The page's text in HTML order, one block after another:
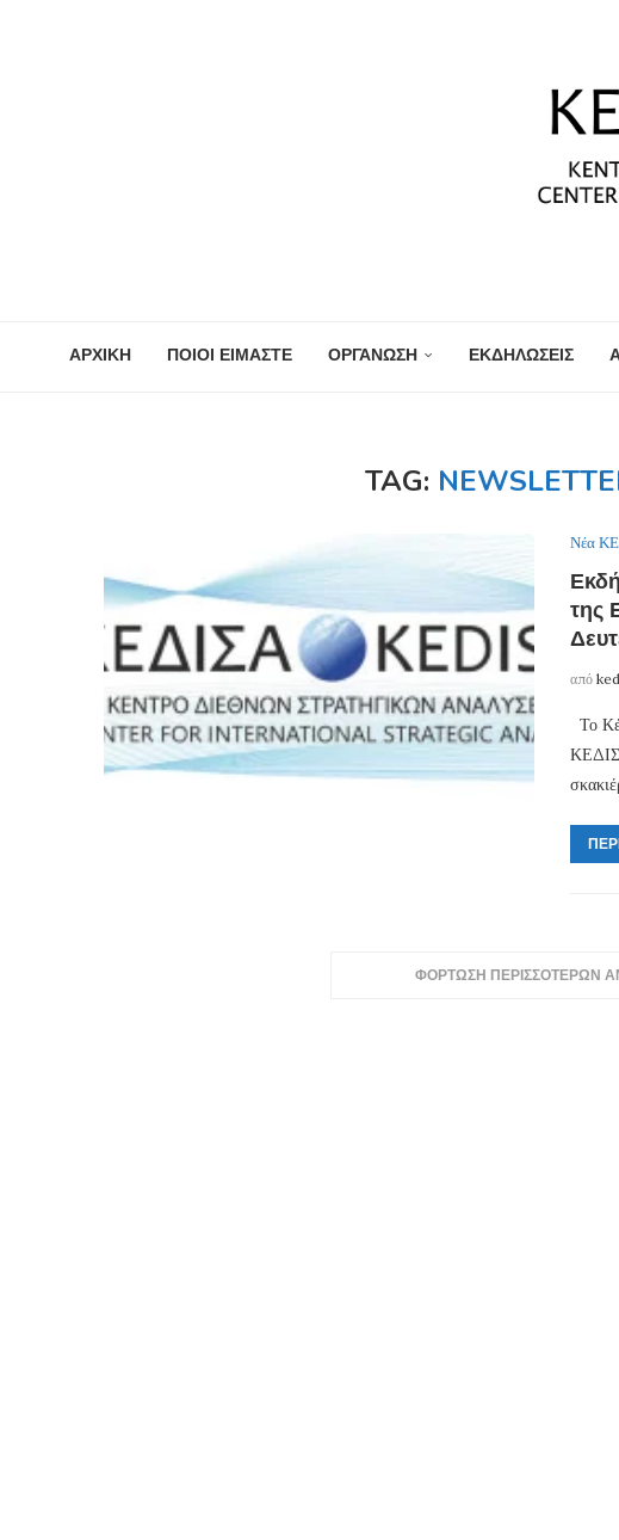
ΑΡΧΙΚΗ ΠΟΙΟΙ ΕΙΜΑΣΤΕ ΟΡΓΑΝΩΣΗ ΕΚΔΗΛΩΣΕΙΣ
TAG:
Νέα
της
από
Το
ΦΟΡΤΩΣΗ ΠΕΡΙΣΣΟΤΕΡΩΝ